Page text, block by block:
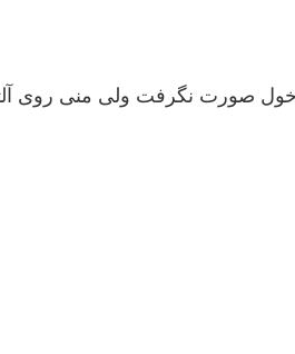
صورت نگرفت ولی منی روی